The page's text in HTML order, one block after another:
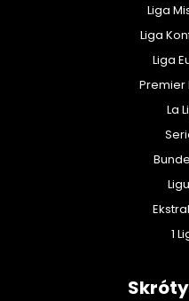
Liga
Liga
Liga
Premier
La
1